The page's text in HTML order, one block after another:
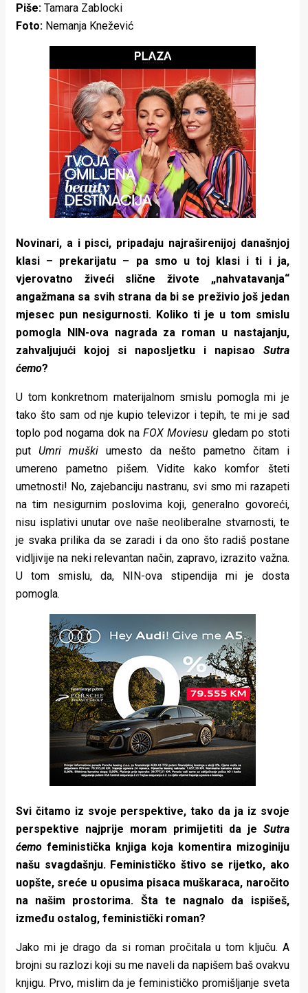
Aktivizam
Magazin
Piše: Tamara Zablocki
Foto: Nemanja Knežević
Novinari, a i pisci, pripadaju najraširenijoj današnjoj
klasi – prekarijatu – pa smo u toj klasi i ti i ja,
vjerovatno živeći slične živote „nahvatavanja“
angažmana sa svih strana da bi se preživio još jedan
mjesec pun nesigurnosti. Koliko ti je u tom smislu
pomogla NIN-ova nagrada za roman u nastajanju,
zahvaljujući kojoj si naposljetku i napisao Sutra
ćemo?
U tom konkretnom materijalnom smislu pomogla mi je
tako što sam od nje kupio televizor i tepih, te mi je sad
toplo pod nogama dok naFOX Moviesu gledam po stoti
put Umri muškiumesto da nešto pametno čitam i
umereno pametno pišem. Vidite kako komfor šteti
umetnosti! No, zajebanciju nastranu, svi smo mi razapeti
na tim nesigurnim poslovima koji, generalno govoreći,
nisu isplativi unutar ove naše neoliberalne stvarnosti, te
je svaka prilika da se zaradi i da ono što radiš postane
vidljivije na neki relevantan način, zapravo, izrazito važna.
U tom smislu, da, NIN-ova stipendija mi je dosta
pomogla.
Svi čitamo iz svoje perspektive, tako da ja iz svoje
perspektive najprije moram primijetiti da je Sutra
ćemo feministička knjiga koja komentira mizoginiju
našu svagdašnju. Feminističko štivo se rijetko, ako
uopšte, sreće u opusima pisaca muškaraca, naročito
na našim prostorima. Šta te nagnalo da ispišeš,
između ostalog, feministički roman?
Jako mi je drago da si roman pročitala u tom ključu. A
brojni su razlozi koji su me naveli da napišem baš ovakvu
knjigu. Prvo, mislim da je feminističko promišljanje sveta